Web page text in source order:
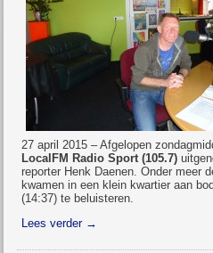
27 april 2015 – Afgelopen
LocalFM Radio Sport (105.7)
reporter Henk Daenen. Onder meer
kwamen in een klein kwartier aan
(14:37) te beluisteren.
Lees verder →